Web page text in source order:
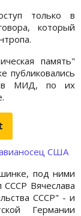
только в
который
память"
публиковались
МИД, по их
США
под ними
СССР Вячеслава
СССР" - и
Германии